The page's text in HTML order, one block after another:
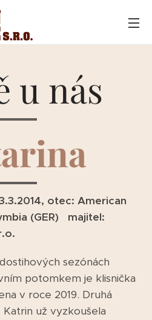
u nás
otec: American
(GER) majitel:
sezónách
potomkem je klisnička
v roce 2019. Druhá
už vyzkoušela